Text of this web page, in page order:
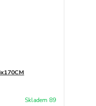
Skladem 89